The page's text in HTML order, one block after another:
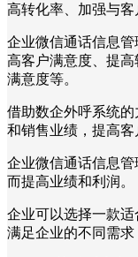
高转化率、加强与客
企业微信通话信息
高客户满意度、提
满意度等。
借助数企外呼系统
和销售业绩，提高客
企业微信通话信息
而提高业绩和利润。
企业可以选择一款
满足企业的不同需求